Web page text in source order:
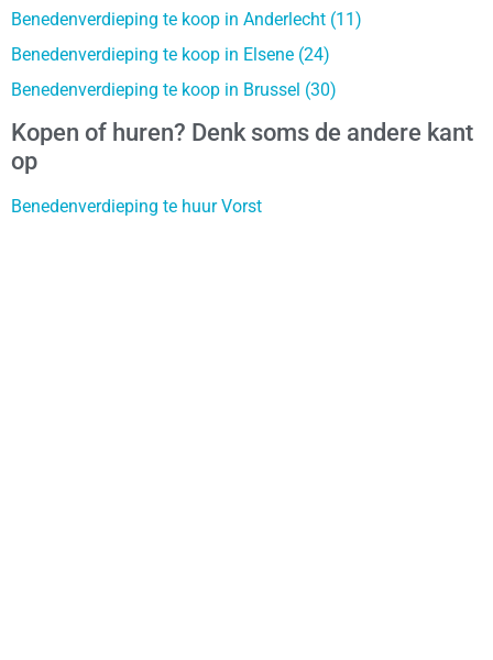
Benedenverdieping te koop in Anderlecht (11)
Benedenverdieping te koop in Elsene (24)
Benedenverdieping te koop in Brussel (30)
Kopen of huren? Denk soms de andere kant
op
Benedenverdieping te huur Vorst